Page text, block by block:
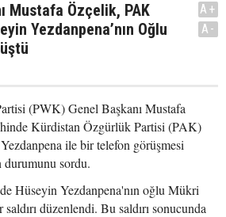
Mustafa Özçelik, PAK
Yezdanpena’nın Oğlu
A+
A-
(PWK) Genel Başkanı Mustafa
Kürdistan Özgürlük Partisi (PAK)
ile bir telefon görüşmesi
durumunu sordu.
Hüseyin Yezdanpena'nın oğlu Mükri
düzenlendi. Bu saldırı sonucunda